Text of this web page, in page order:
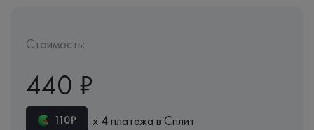
Стоимость:
440 ₽
110₽ х 4 платежа в Сплит